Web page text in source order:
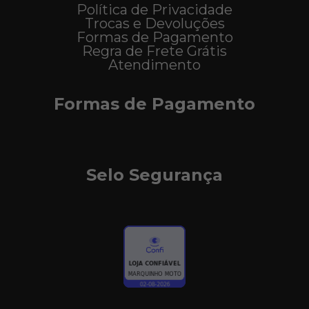
Política de Privacidade
Trocas e Devoluções
Formas de Pagamento
Regra de Frete Grátis
Atendimento
Formas de Pagamento
Selo Segurança